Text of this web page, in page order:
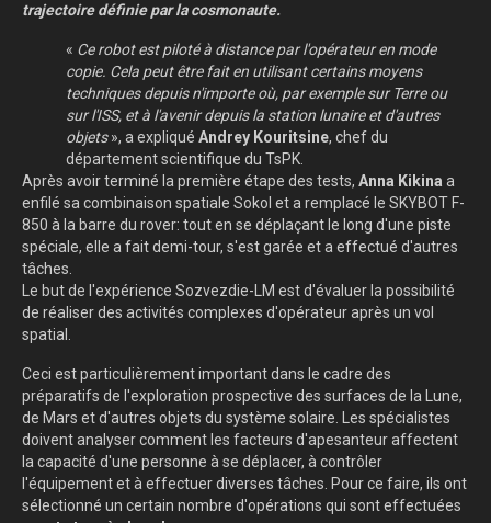
trajectoire définie par la cosmonaute.
« Ce robot est piloté à distance par l'opérateur en mode
copie. Cela peut être fait en utilisant certains moyens
techniques depuis n'importe où, par exemple sur Terre ou
sur l'ISS, et à l'avenir depuis la station lunaire et d'autres
objets», a expliqué Andrey Kouritsine, chef du
département scientifique du TsPK.
Après avoir terminé la première étape des tests, Anna Kikina a
enfilé sa combinaison spatiale Sokol et a remplacé le SKYBOT F-
850 à la barre du rover: tout en se déplaçant le long d'une piste
spéciale, elle a fait demi-tour, s'est garée et a effectué d'autres
tâches.
Le but de l'expérience Sozvezdie-LM est d'évaluer la possibilité
de réaliser des activités complexes d'opérateur après un vol
spatial.
Ceci est particulièrement important dans le cadre des
préparatifs de l'exploration prospective des surfaces de la Lune,
de Mars et d'autres objets du système solaire. Les spécialistes
doivent analyser comment les facteurs d'apesanteur affectent
la capacité d'une personne à se déplacer, à contrôler
l'équipement et à effectuer diverses tâches. Pour ce faire, ils ont
sélectionné un certain nombre d'opérations qui sont effectuées